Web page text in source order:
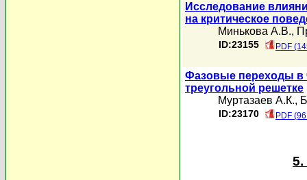
Исследование
на критическое
Минькова А.В.,
ID:23155 PDF
Фазовые переходы в
треугольной решетке
Муртазаев А.К.,
ID:23170 PDF
5.